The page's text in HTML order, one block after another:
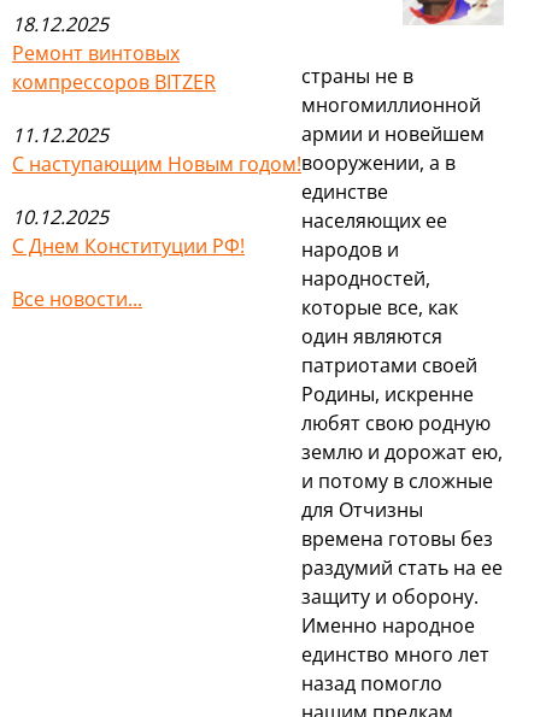
18.12.2025
Ремонт винтовых
компрессоров BITZER
11.12.2025
С наступающим Новым годом!
10.12.2025
С Днем Конституции РФ!
Все новости...
страны не в
многомиллионной
армии и новейшем
вооружении, а в
единстве
населяющих ее
народов и
народностей,
которые все, как
один являются
патриотами своей
Родины, искренне
любят свою родную
землю и дорожат ею,
и потому в сложные
для Отчизны
времена готовы без
раздумий стать на ее
защиту и оборону.
Именно народное
единство много лет
назад помогло